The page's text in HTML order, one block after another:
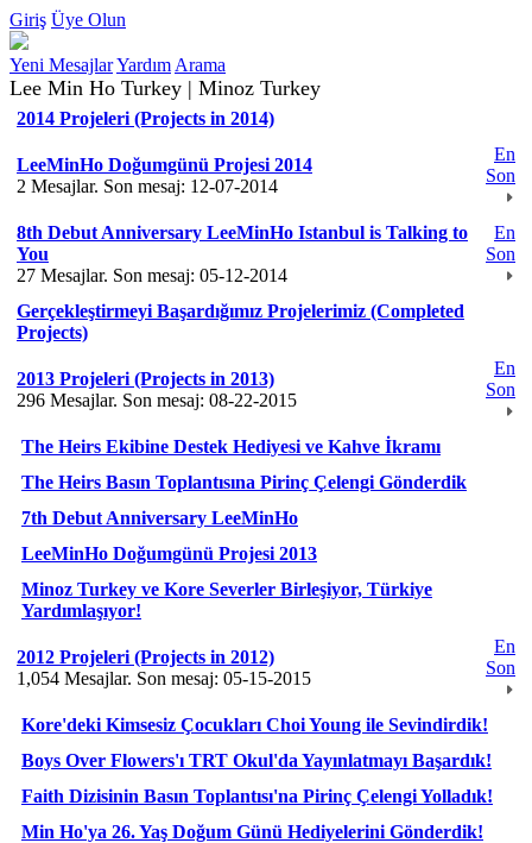
Giriş Üye Olun
Yeni MesajlarYardım Arama
Lee Min Ho Turkey | Minoz Turkey
2014 Projeleri (Projects in 2014)
LeeMinHo Doğumgünü Projesi 2014
2 Mesajlar. Son mesaj: 12-07-2014
En
Son
8th Debut Anniversary LeeMinHo Istanbul is Talking to
You
27 Mesajlar. Son mesaj: 05-12-2014
En
Son
Gerçekleştirmeyi Başardığımız Projelerimiz (Completed
Projects)
2013 Projeleri (Projects in 2013)
296 Mesajlar. Son mesaj: 08-22-2015
En
Son
The Heirs Ekibine Destek Hediyesi ve Kahve İkramı
The Heirs Basın Toplantısına Pirinç Çelengi Gönderdik
7th Debut Anniversary LeeMinHo
LeeMinHo Doğumgünü Projesi 2013
Minoz Turkey ve Kore Severler Birleşiyor, Türkiye
Yardımlaşıyor!
2012 Projeleri (Projects in 2012)
1,054 Mesajlar. Son mesaj: 05-15-2015
En
Son
Kore'deki Kimsesiz Çocukları Choi Young ile Sevindirdik!
Boys Over Flowers'ı TRT Okul'da Yayınlatmayı Başardık!
Faith Dizisinin Basın Toplantısı'na Pirinç Çelengi Yolladık!
Min Ho'ya 26. Yaş Doğum Günü Hediyelerini Gönderdik!